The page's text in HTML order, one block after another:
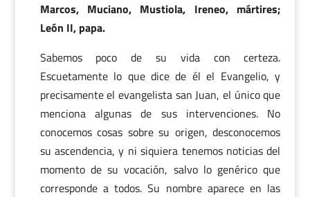
Marcos, Muciano, Mustiola, Ireneo, mártires;
León II, papa.
Sabemos poco de su vida con certeza.
Escuetamente lo que dice de él el Evangelio, y
precisamente el evangelista san Juan, el único que
menciona algunas de sus intervenciones. No
conocemos cosas sobre su origen, desconocemos
su ascendencia, y ni siquiera tenemos noticias del
momento de su vocación, salvo lo genérico que
corresponde a todos. Su nombre aparece en las